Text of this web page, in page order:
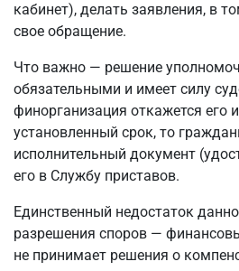
кабинет), делать заявления, в
свое обращение.
Что важно — решение
обязательными и имеет силу
финорганизация откажется его
установленный срок, то
исполнительный документ
его в Службу приставов.
Единственный недостаток
разрешения споров —
не принимает решения о